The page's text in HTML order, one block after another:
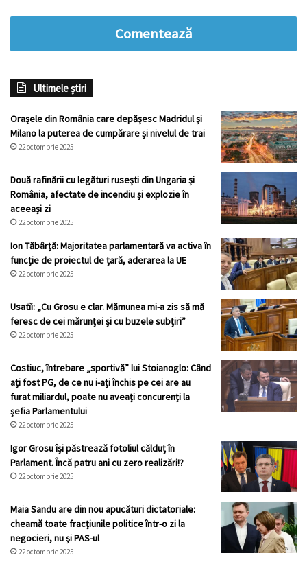
Comentează
Ultimele știri
Orașele din România care depășesc Madridul și
Milano la puterea de cumpărare și nivelul de trai
22 octombrie 2025
Două rafinării cu legături rusești din Ungaria și
România, afectate de incendiu și explozie în
aceeași zi
22 octombrie 2025
Ion Tăbârță: Majoritatea parlamentară va activa în
funcție de proiectul de țară, aderarea la UE
22 octombrie 2025
Usatîi: „Cu Grosu e clar. Mămunea mi-a zis să mă
feresc de cei mărunței și cu buzele subțiri”
22 octombrie 2025
Costiuc, întrebare „sportivă” lui Stoianoglo: Când
ați fost PG, de ce nu i-ați închis pe cei are au
furat miliardul, poate nu aveați concurenți la
șefia Parlamentului
22 octombrie 2025
Igor Grosu își păstrează fotoliul călduț în
Parlament. Încă patru ani cu zero realizări!?
22 octombrie 2025
Maia Sandu are din nou apucături dictatoriale:
cheamă toate fracţiunile politice într-o zi la
negocieri, nu şi PAS-ul
22 octombrie 2025